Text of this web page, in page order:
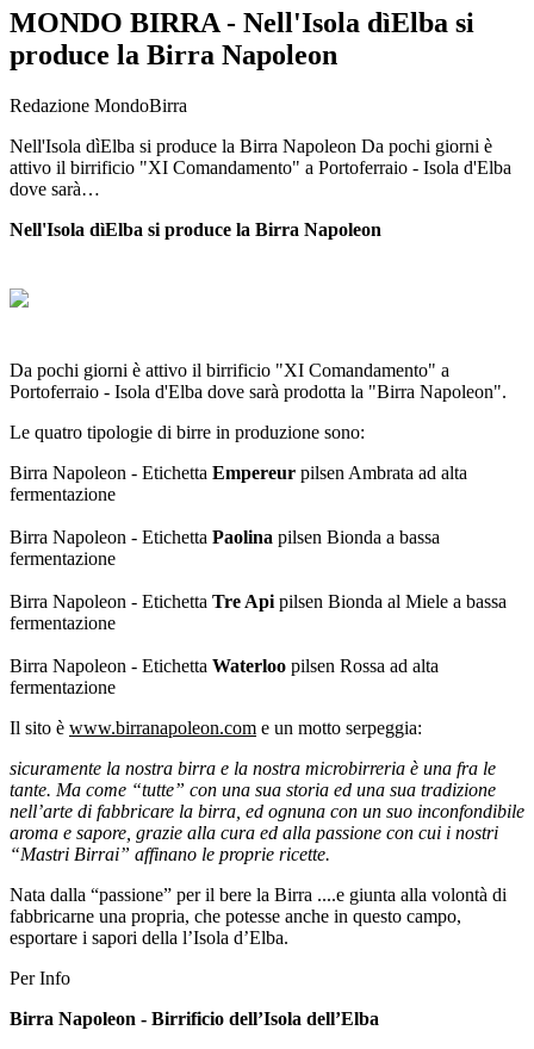
MONDO BIRRA - Nell'Isola dìElba si
produce la Birra Napoleon
Redazione MondoBirra
Nell'Isola dìElba si produce la Birra Napoleon Da pochi giorni è
attivo il birrificio "XI Comandamento" a Portoferraio - Isola d'Elba
dove sarà…
Nell'Isola dìElba si produce la Birra Napoleon
Da pochi giorni è attivo il birrificio "XI Comandamento" a
Portoferraio - Isola d'Elba dove sarà prodotta la "Birra Napoleon".
Le quatro tipologie di birre in produzione sono:
Birra Napoleon - Etichetta Empereur pilsen Ambrata ad alta
fermentazione
Birra Napoleon - Etichetta Paolina pilsen Bionda a bassa
fermentazione
Birra Napoleon - Etichetta Tre Api pilsen Bionda al Miele a bassa
fermentazione
Birra Napoleon - Etichetta Waterloo pilsen Rossa ad alta
fermentazione
Il sito è www.birranapoleon.com e un motto serpeggia:
sicuramente la nostra birra e la nostra microbirreria è una fra le
tante. Ma come “tutte” con una sua storia ed una sua tradizione
nell’arte di fabbricare la birra, ed ognuna con un suo inconfondibile
aroma e sapore, grazie alla cura ed alla passione con cui i nostri
“Mastri Birrai” affinano le proprie ricette.
Nata dalla “passione” per il bere la Birra ....e giunta alla volontà di
fabbricarne una propria, che potesse anche in questo campo,
esportare i sapori della l’Isola d’Elba.
Per Info
Birra Napoleon - Birrificio dell’Isola dell’Elba